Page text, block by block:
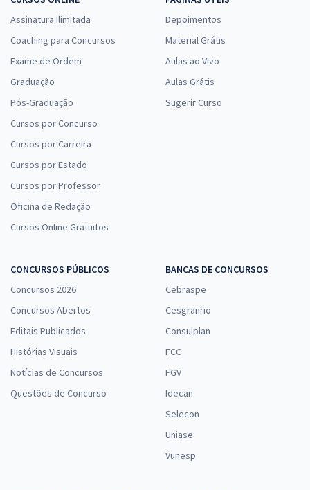
Assinatura Ilimitada
Coaching para Concursos
Exame de Ordem
Graduação
Pós-Graduação
Cursos por Concurso
Cursos por Carreira
Cursos por Estado
Cursos por Professor
Oficina de Redação
Cursos Online Gratuitos
Depoimentos
Material Grátis
Aulas ao Vivo
Aulas Grátis
Sugerir Curso
CONCURSOS PÚBLICOS
Concursos 2026
Concursos Abertos
Editais Publicados
Histórias Visuais
Notícias de Concursos
Questões de Concurso
BANCAS DE CONCURSOS
Cebraspe
Cesgranrio
Consulplan
FCC
FGV
Idecan
Selecon
Uniase
Vunesp